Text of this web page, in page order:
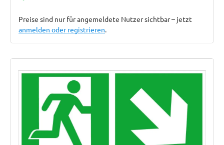
Preise sind nur für angemeldete Nutzer sichtbar – jetzt
anmelden oder registrieren.